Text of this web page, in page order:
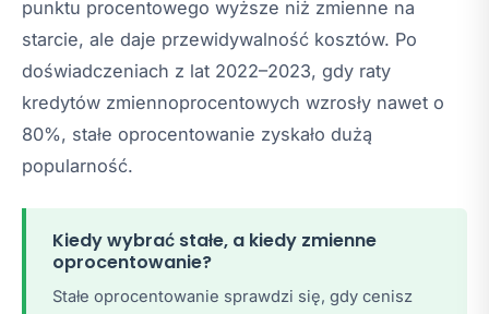
punktu procentowego wyższe niż zmienne na
starcie, ale daje przewidywalność kosztów. Po
doświadczeniach z lat 2022–2023, gdy raty
kredytów zmiennoprocentowych wzrosły nawet o
80%, stałe oprocentowanie zyskało dużą
popularność.
Kiedy wybrać stałe, a kiedy zmienne
oprocentowanie?
Stałe oprocentowanie sprawdzi się, gdy cenisz